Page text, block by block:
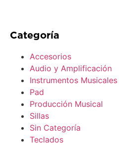
Categoría
Accesorios
Audio y Amplificación
Instrumentos Musicales
Pad
Producción Musical
Sillas
Sin Categoría
Teclados